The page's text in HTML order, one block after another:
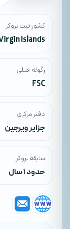
کشور ثبت بروکر
Islands
رگوله اصلی
FSC
دفتر مرکزی
جزایر ویرجین
سابقه بروکر
حدود 1 سال